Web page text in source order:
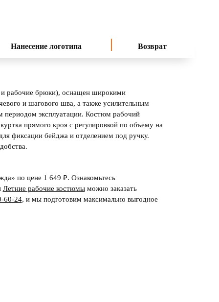
Нанесение логотипа Возврат
рабочие брюки), оснащен широкими
и шагового шва, а также усилительным
периодом эксплуатации. Костюм рабочий
прямого кроя с регулировкой по объему на
фиксации бейджа и отделением под ручку.
по цене 1 649 ₽. Ознакомьтесь
Летние рабочие костюмыможно заказать
60-24, и мы подготовим максимально выгодное